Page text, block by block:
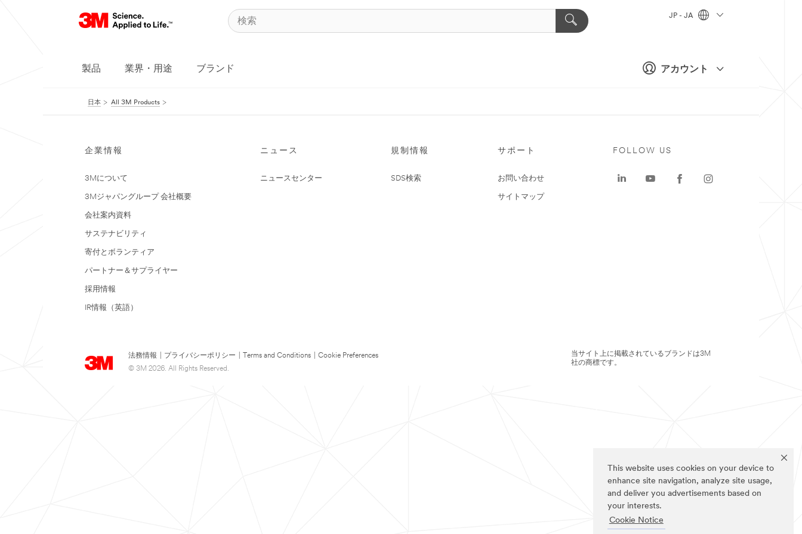
This website uses cookies on your device to
enhance site navigation, analyze site usage,
and deliver you advertisements based on
your interests.
Cookie Notice
アカウント
JP - JA
製品 業界・用途 ブランド
日本 All 3M Products
企業情報
3Mについて
3Mジャパングループ 会社概要
会社案内資料
サステナビリティ
寄付とボランティア
パートナー＆サプライヤー
採用情報
IR情報（英語）
ニュース
ニュースセンター
規制情報
SDS検索
サポート
お問い合わせ
サイトマップ
法務情報 プライバシーポリシー Terms and Conditions
Cookie Preferences
© 3M 2026. All Rights Reserved.
FOLLOW US
当サイト上に掲載されているブランドは3M
社の商標です。